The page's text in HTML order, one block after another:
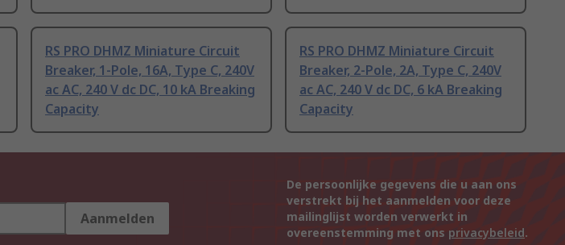
RS PRO DHMZ Miniature Circuit
Breaker, 1-Pole, 16A, Type C, 240V
ac AC, 240 V dc DC, 10 kA Breaking
Capacity
RS PRO DHMZ Miniature Circuit
Breaker, 2-Pole, 2A, Type C, 240V
ac AC, 240 V dc DC, 6 kA Breaking
Capacity
Aanmelden
De persoonlijke gegevens die u aan ons
verstrekt bij het aanmelden voor deze
mailinglijst worden verwerkt in
overeenstemming met ons privacybeleid.